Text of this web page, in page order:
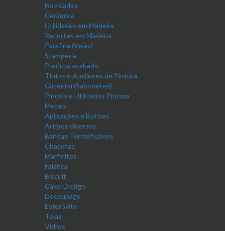
Novidades
Cerâmica
Utilidades em Madeira
Recortes em Madeira
Parafina (Velas)
Stamperia
Produto acabado
Tintas e Auxiliares de Pintura
Glicerina (Sabonetes)
Pincéis e Utilitários Pintura
Metais
Aplicações e Botões
Artigos diversos
Bandas Termofixáveis
Chacotas
Marfinites
Faiança
Biscuit
Cake-Design
Decoupage
Esferovite
Telas
Vidros